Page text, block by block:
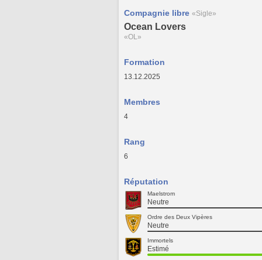
Compagnie libre «Sigle»
Ocean Lovers
«OL»
Formation
13.12.2025
Membres
4
Rang
6
Réputation
Maelstrom
Neutre
Ordre des Deux Vipères
Neutre
Immortels
Estimé